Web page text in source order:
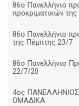
86ο Πανελλήνιο
προκριματικών της
86ο Πανελλήνιο
της Πέμπτης 23/7
86ο Πανελλήνιο
22/7/20
4ος
ΟΜΑΔΙΚΑ